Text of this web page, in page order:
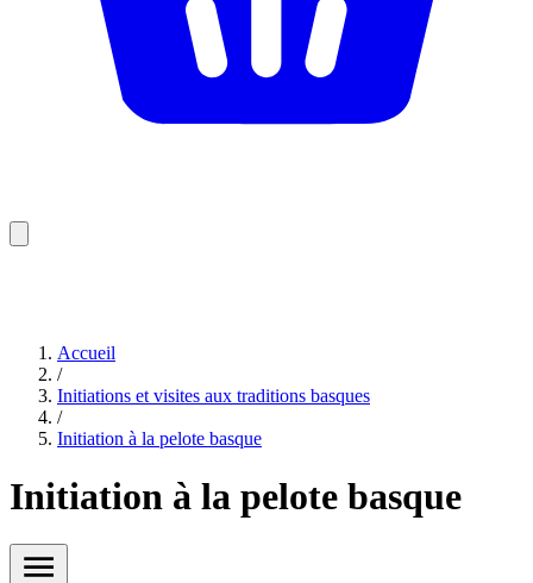
Accueil
/
Initiations et visites aux traditions basques
/
Initiation à la pelote basque
Initiation à la pelote basque